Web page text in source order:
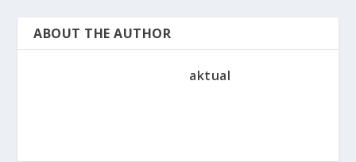
ABOUT THE AUTHOR
aktual